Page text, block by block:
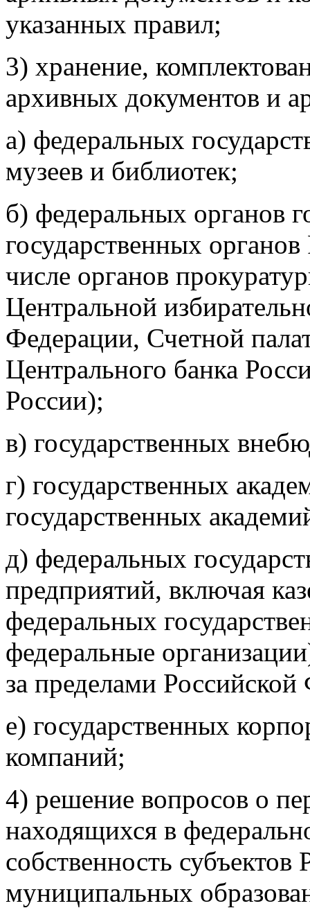
указанных правил;
3) хранение,
архивных документов и
а) федеральных
музеев и библиотек;
б) федеральных органов
государственных
числе органов
Центральной
Федерации, Счетной
Центрального банка
России);
в) государственных
г) государственных
государственных
д) федеральных
предприятий, включая
федеральных
федеральные
за пределами
е) государственных
компаний;
4) решение вопросов о
находящихся в
собственность
муниципальных